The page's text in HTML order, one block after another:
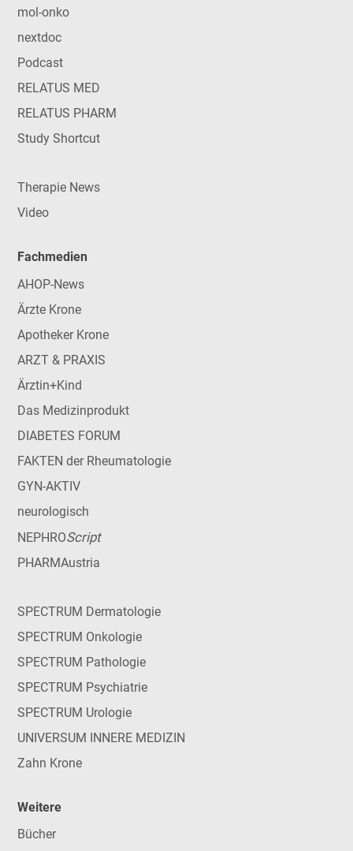
mol-onko
nextdoc
Podcast
RELATUS MED
RELATUS PHARM
Study Shortcut
Therapie News
Video
Fachmedien
AHOP-News
Ärzte Krone
Apotheker Krone
ARZT & PRAXIS
Ärztin+Kind
Das Medizinprodukt
DIABETES FORUM
FAKTEN der Rheumatologie
GYN-AKTIV
neurologisch
NEPHROScript
PHARMAustria
SPECTRUM Dermatologie
SPECTRUM Onkologie
SPECTRUM Pathologie
SPECTRUM Psychiatrie
SPECTRUM Urologie
UNIVERSUM INNERE MEDIZIN
Zahn Krone
Weitere
Bücher